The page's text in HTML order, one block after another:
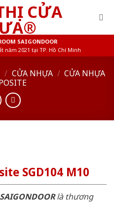
SAIGONDOOR
năm 2021 tại TP. Hồ Chí Minh
/ CỬA NHỰA / CỬA NHỰA
SGD104 M10
là thương